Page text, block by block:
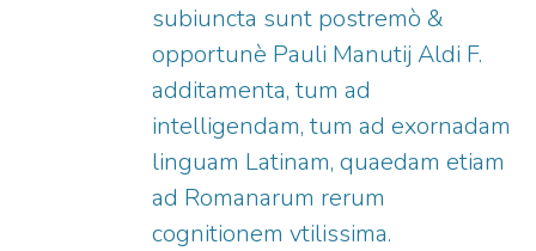
subiuncta sunt postremò &
opportunè Pauli Manutij Aldi F.
additamenta, tum ad
intelligendam, tum ad exornadam
linguam Latinam, quaedam etiam
ad Romanarum rerum
cognitionem vtilissima.